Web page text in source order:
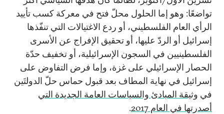
تواضعًا: وهو إما الحلول محلّ فتح في معركة كسب تأييد
الرأي العام الفلسطيني، أو ردع الاغتيالات التي تنفّذها
إسرائيل أو الردّ عليها، أو تحقيق الإفراج عن الأسرى
الفلسطينيين في السجون الإسرائيلية، أو تخفيف حدّة
الحصار الإسرائيلي على غزة، وإما فرض التفاوض على
إسرائيل في نهاية المطاف بعد قبول حماس حلّ الدولتَين
في وثيقة المبادئ والسياسات العامة الجديدة التي
أصدرتها في العام 2017
.